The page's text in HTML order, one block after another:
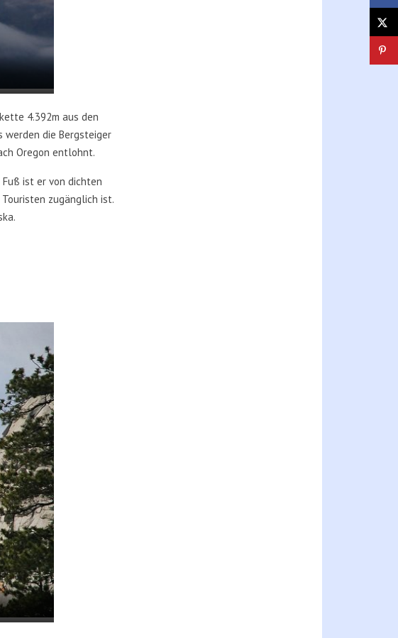
4.392m aus den
werden die Bergsteiger
Oregon entlohnt.
ist er von dichten
zugänglich ist.